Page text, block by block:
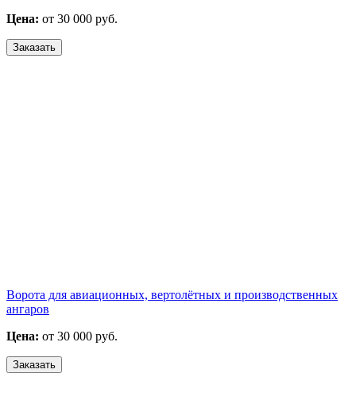
Цена: от 30 000 руб.
Заказать
Ворота для авиационных, вертолётных и производственных
ангаров
Цена: от 30 000 руб.
Заказать